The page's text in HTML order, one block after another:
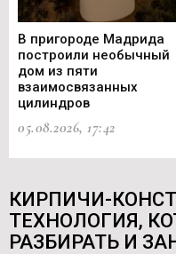
В пригороде Мадрида
построили необычный
дом из пяти
взаимосвязанных
цилиндров
05.08.2026, 17:42
КИРПИЧИ-
ТЕХНОЛОГИЯ,
РАЗБИРАТЬ И